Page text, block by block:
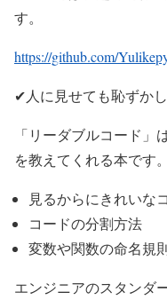
す。
https://github.com/
✔人に見せても恥ずか
「リーダブルコード
を教えてくれる本です。
見るからにきれいな
コードの分割方法
変数や関数の命名規
エンジニアのスタンダ